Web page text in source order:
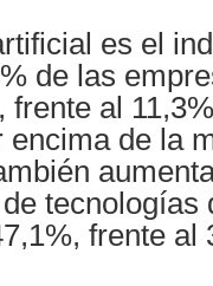
es el
de las
frente al
de la
tecnologías
frente al